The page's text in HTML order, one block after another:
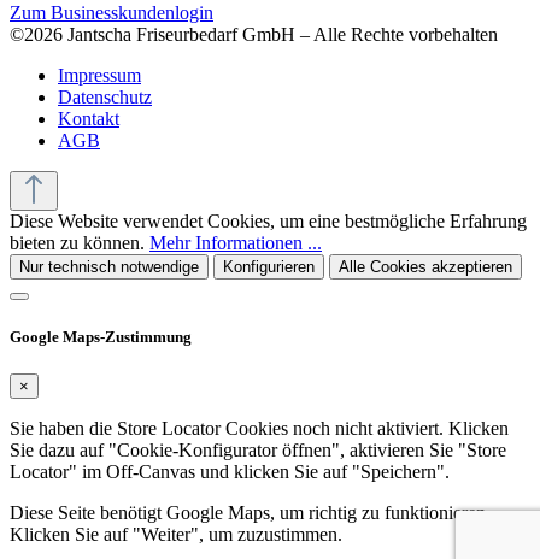
Zum Businesskundenlogin
©2026 Jantscha Friseurbedarf GmbH – Alle Rechte vorbehalten
Impressum
Datenschutz
Kontakt
AGB
Diese Website verwendet Cookies, um eine bestmögliche Erfahrung
bieten zu können. Mehr Informationen ...
Nur technisch notwendige Konfigurieren Alle Cookies akzeptieren
Google Maps-Zustimmung
×
Sie haben die Store Locator Cookies noch nicht aktiviert. Klicken
Sie dazu auf "Cookie-Konfigurator öffnen", aktivieren Sie "Store
Locator" im Off-Canvas und klicken Sie auf "Speichern".
Diese Seite benötigt Google Maps, um richtig zu funktionieren.
Klicken Sie auf "Weiter", um zuzustimmen.